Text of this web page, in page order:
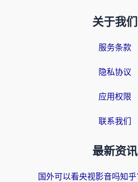
关于我们
服务条款
隐私协议
应用权限
联系我们
最新资讯